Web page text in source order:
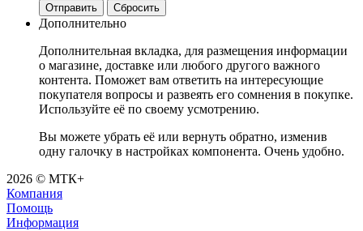
Отправить Сбросить
Дополнительно
Дополнительная вкладка, для размещения информации
о магазине, доставке или любого другого важного
контента. Поможет вам ответить на интересующие
покупателя вопросы и развеять его сомнения в покупке.
Используйте её по своему усмотрению.
Вы можете убрать её или вернуть обратно, изменив
одну галочку в настройках компонента. Очень удобно.
2026 © МТК+
Компания
Помощь
Информация